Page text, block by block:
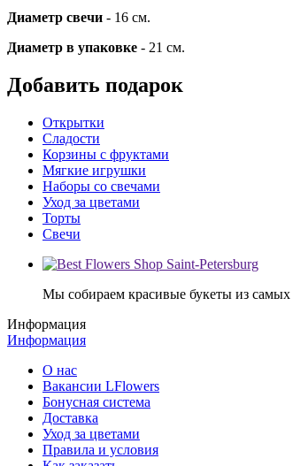
Диаметр свечи - 16 см.
Диаметр в упаковке - 21 см.
Добавить подарок
Открытки
Сладости
Корзины с фруктами
Мягкие игрушки
Наборы со свечами
Уход за цветами
Торты
Свечи
Мы собираем красивые букеты из самых
Информация
Информация
О нас
Вакансии LFlowers
Бонусная система
Доставка
Уход за цветами
Правила и условия